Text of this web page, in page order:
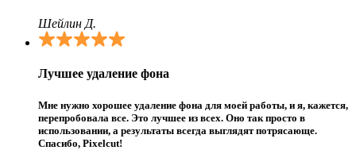
Шейлин Д.
Лучшее удаление фона
Мне нужно хорошее удаление фона для моей работы, и я, кажется,
перепробовала все. Это лучшее из всех. Оно так просто в
использовании, а результаты всегда выглядят потрясающе.
Спасибо, Pixelcut!